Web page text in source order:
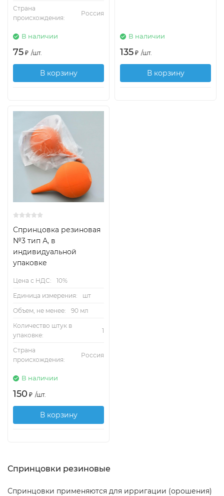
Страна
происхождения:
Россия
В наличии
75 ₽ /шт.
В корзину
В наличии
135 ₽ /шт.
В корзину
Спринцовка резиновая
№3 тип А, в
индивидуальной
упаковке
Цена с НДС:
10%
Единица измерения:
шт
Объем, не менее:
90 мл
Количество штук в
упаковке:
1
Страна
происхождения:
Россия
В наличии
150 ₽ /шт.
В корзину
Спринцовки резиновые
Спринцовки применяются для ирригации (орошения)